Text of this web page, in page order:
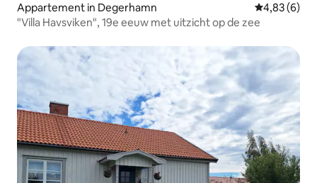
Appartement in Degerhamn Gemiddelde
4,83 (6)
"Villa Havsviken", 19e eeuw met uitzicht op de zee